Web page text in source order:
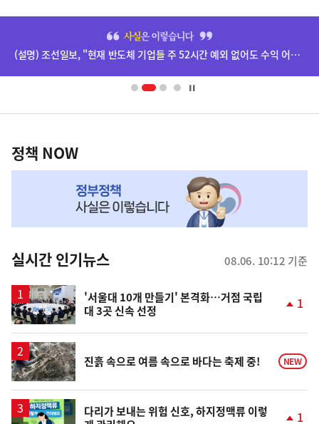
영
(설명) 조선일보, "현재 반도체 기업들 주 52시간 예외 없어도 수익 어마어마하더라" 기사 등 관련
책
NOW,
뉴
스
정책 NOW
실시간 인기뉴스 08.06. 10:12 기준
'서울대 10개 만들기' 본격화…거점 국립
대 3곳 신속 선정
상
승
1
진흙 속으로 여름 속으로 바다는 축제 중! NEW
다리가 보내는 위험 신호, 하지정맥류 이렇
1